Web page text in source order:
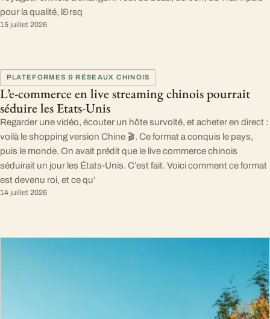
pour la qualité, l&rsq
15 juillet 2026
PLATEFORMES & RÉSEAUX CHINOIS
L’e-commerce en live streaming chinois pourrait
séduire les Etats-Unis
Regarder une vidéo, écouter un hôte survolté, et acheter en direct :
voilà le shopping version Chine 🎬. Ce format a conquis le pays,
puis le monde. On avait prédit que le live commerce chinois
séduirait un jour les États-Unis. C’est fait. Voici comment ce format
est devenu roi, et ce qu’
14 juillet 2026